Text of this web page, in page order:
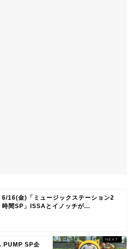
6/16(金)「ミュージックステーション2
時間SP」ISSAとイノッチが...
PUMP SP企